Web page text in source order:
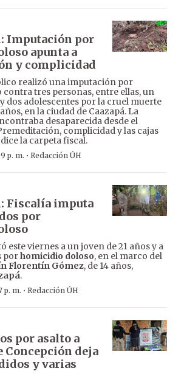
Imputación por
apunta a
y complicidad
realizó una imputación por
tres personas, entre ellas, un
dos adolescentes por la cruel muerte
en la ciudad de Caazapá. La
desaparecida desde el
complicidad y las cajas
la carpeta fiscal.
p. m. · Redacción ÚH
Fiscalía imputa
por
este viernes a un joven de 21 años y a
porhomicidio doloso, en el marco del
Florentín Gómez, de 14 años,
.
p. m. · Redacción ÚH
por asalto a
Concepción deja
y varias